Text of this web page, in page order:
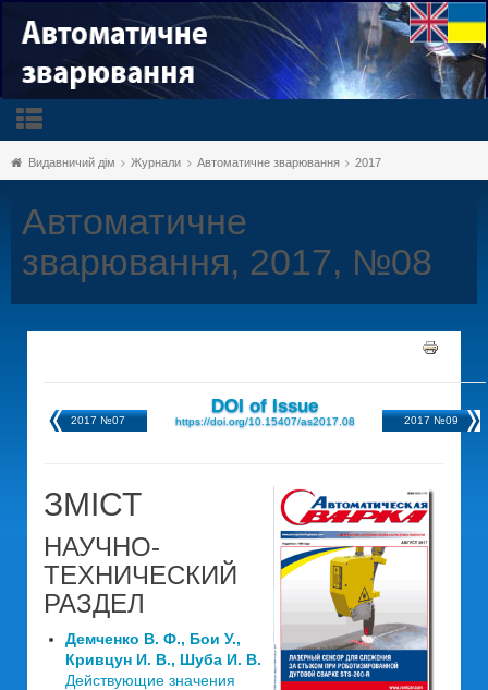
Видавничий дім Журнали Автоматичне зварювання 2017
Автоматичне
зварювання, 2017, №08
2017 №07
DOI of Issue
https://doi.org/10.15407/as2017.08 2017 №09
ЗМІСТ
НАУЧНО-
ТЕХНИЧЕСКИЙ
РАЗДЕЛ
Демченко В. Ф., Бои У.,
Кривцун И. В., Шуба И. В.
Действующие значения